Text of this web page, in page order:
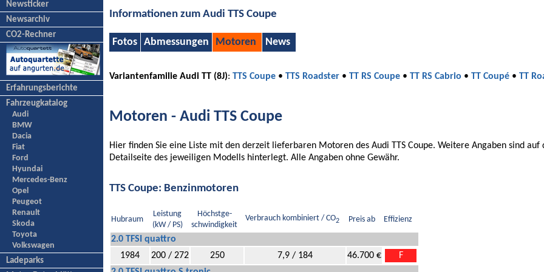
Newsticker
Newsarchiv
CO2-Rechner
Erfahrungsberichte
Fahrzeugkatalog
Audi
BMW
Dacia
Fiat
Ford
Hyundai
Mercedes-Benz
Opel
Peugeot
Renault
Skoda
Toyota
Volkswagen
Ladeparks
Informationen zum Audi TTS Coupe
Fotos Abmessungen Motoren News
Variantenfamilie Audi TT (8J): TTS Coupe • TTS Roadster • TT RS Coupe • TT RS Cabrio • TT Coupé • TT
Motoren - Audi TTS Coupe
Hier finden Sie eine Liste mit den derzeit lieferbaren Motoren des Audi TTS Coupe. Weitere Angaben sind auf
Detailseite des jeweiligen Modells hinterlegt. Alle Angaben ohne Gewähr.
TTS Coupe: Benzinmotoren
Hubraum
Leistung
(kW / PS)
Höchstge-
schwindigkeit
Verbrauch kombiniert / CO2 Preis ab Effizienz
2.0 TFSI quattro
1984
200 / 272 250 7,9 / 184 46.700 €
F